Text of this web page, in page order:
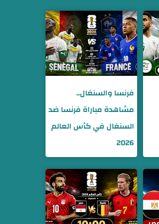
فرنسا والسنغال..
مشاهدة مباراة فرنسا ضد
السنغال في كأس العالم
2026